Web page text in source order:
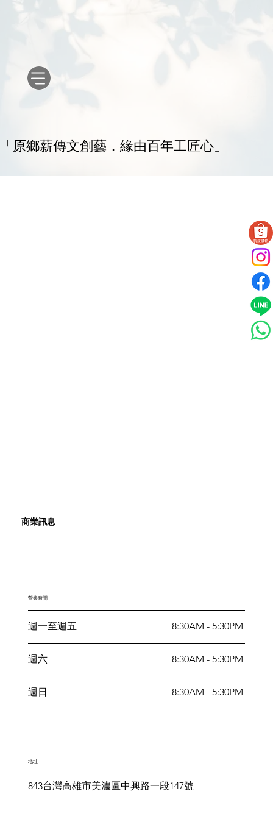
原鄉薪傳文創藝．緣由百年工匠心」
​商業訊息
營業時間
週一至週五 8:30AM - 5:30PM
週六 8:30AM - 5:30PM
週日 8:30AM - 5:30PM
地址
843台灣高雄市美濃區中興路一段147號